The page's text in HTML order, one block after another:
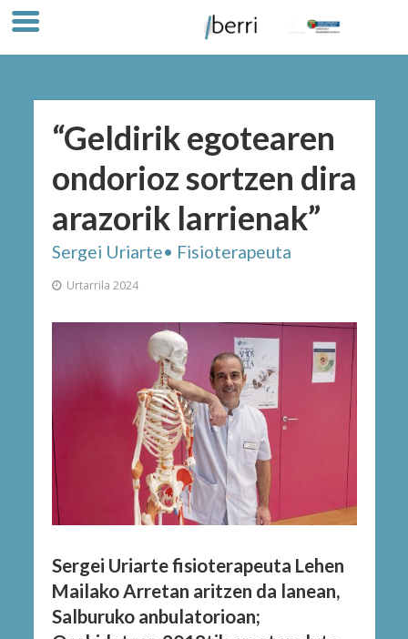
“Geldirik egotearen
ondorioz sortzen dira
arazorik larrienak”
Sergei Uriarte• Fisioterapeuta
Urtarrila 2024
Sergei Uriarte fisioterapeuta Lehen
Mailako Arretan aritzen da lanean,
Salburuko anbulatorioan;